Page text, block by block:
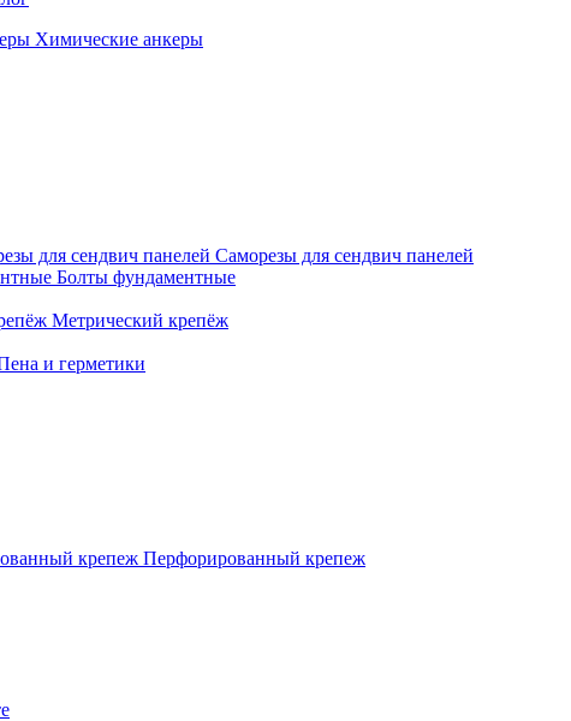
Химические анкеры
Саморезы для сендвич панелей
Болты фундаментные
Метрический крепёж
и герметики
Перфорированный крепеж